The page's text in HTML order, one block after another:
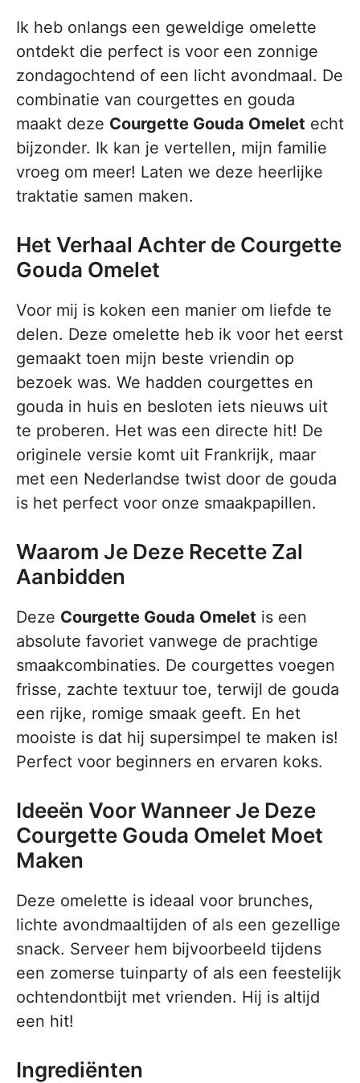
Ik heb onlangs een geweldige omelette
ontdekt die perfect is voor een zonnige
zondagochtend of een licht avondmaal. De
combinatie van courgettes en gouda
maakt deze Courgette Gouda Omelet echt
bijzonder. Ik kan je vertellen, mijn familie
vroeg om meer! Laten we deze heerlijke
traktatie samen maken.
Het Verhaal Achter de Courgette
Gouda Omelet
Voor mij is koken een manier om liefde te
delen. Deze omelette heb ik voor het eerst
gemaakt toen mijn beste vriendin op
bezoek was. We hadden courgettes en
gouda in huis en besloten iets nieuws uit
te proberen. Het was een directe hit! De
originele versie komt uit Frankrijk, maar
met een Nederlandse twist door de gouda
is het perfect voor onze smaakpapillen.
Waarom Je Deze Recette Zal
Aanbidden
Deze Courgette Gouda Omelet is een
absolute favoriet vanwege de prachtige
smaakcombinaties. De courgettes voegen
frisse, zachte textuur toe, terwijl de gouda
een rijke, romige smaak geeft. En het
mooiste is dat hij supersimpel te maken is!
Perfect voor beginners en ervaren koks.
Ideeën Voor Wanneer Je Deze
Courgette Gouda Omelet Moet
Maken
Deze omelette is ideaal voor brunches,
lichte avondmaaltijden of als een gezellige
snack. Serveer hem bijvoorbeeld tijdens
een zomerse tuinparty of als een feestelijk
ochtendontbijt met vrienden. Hij is altijd
een hit!
Ingrediënten